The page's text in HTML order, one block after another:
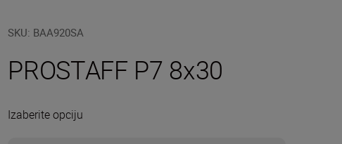
SKU: BAA920SA
PROSTAFF P7 8x30
Izaberite opciju